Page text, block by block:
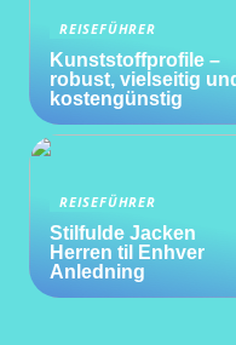
REISEFÜHRER
Kunststoffprofile –
robust, vielseitig
kostengünstig
REISEFÜHRER
Stilfulde Jacken
Herren til Enhver
Anledning